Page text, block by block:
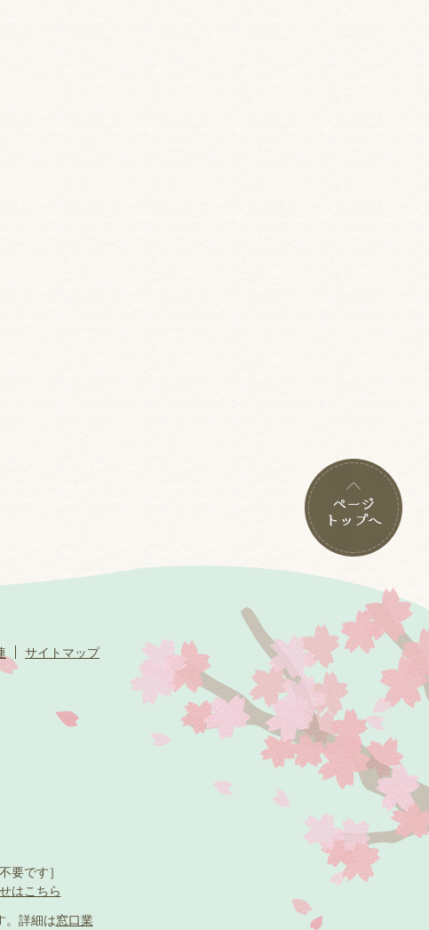
サイトマップ
要です］
はこちら
詳細は窓口業